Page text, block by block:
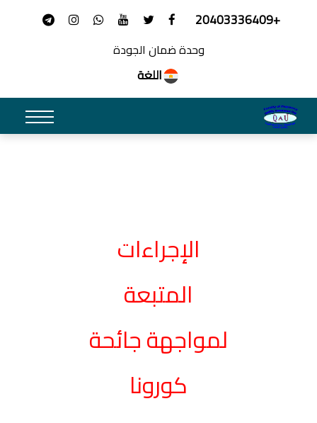
+20403336409
وحدة ضمان الجودة
اللغة
الإجراءات
المتبعة
لمواجهة جائحة
كورونا